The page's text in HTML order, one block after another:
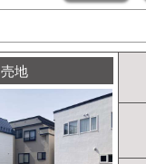
売地